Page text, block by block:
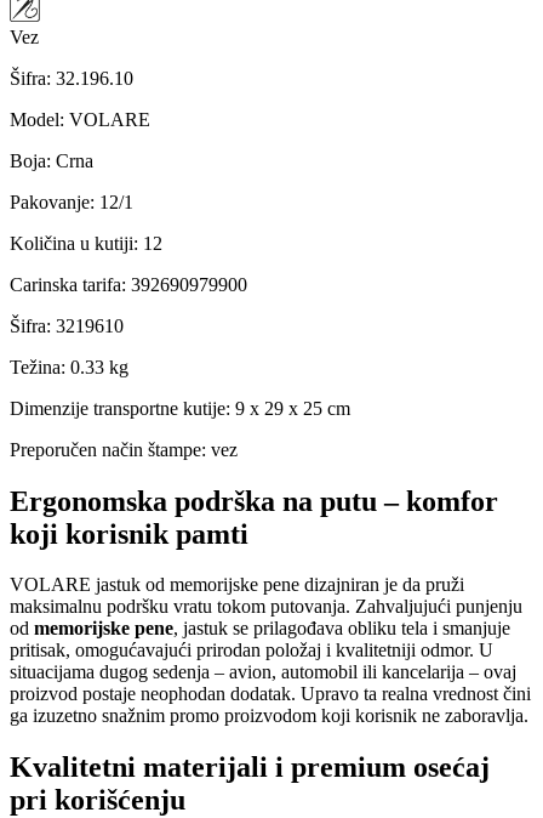
Vez
Šifra: 32.196.10
Model: VOLARE
Boja: Crna
Pakovanje: 12/1
Količina u kutiji: 12
Carinska tarifa: 392690979900
Šifra: 3219610
Težina: 0.33 kg
Dimenzije transportne kutije: 9 x 29 x 25 cm
Preporučen način štampe: vez
Ergonomska podrška na putu – komfor
koji korisnik pamti
VOLARE jastuk od memorijske pene dizajniran je da pruži
maksimalnu podršku vratu tokom putovanja. Zahvaljujući punjenju
od memorijske pene, jastuk se prilagođava obliku tela i smanjuje
pritisak, omogućavajući prirodan položaj i kvalitetniji odmor. U
situacijama dugog sedenja – avion, automobil ili kancelarija – ovaj
proizvod postaje neophodan dodatak. Upravo ta realna vrednost čini
ga izuzetno snažnim promo proizvodom koji korisnik ne zaboravlja.
Kvalitetni materijali i premium osećaj
pri korišćenju